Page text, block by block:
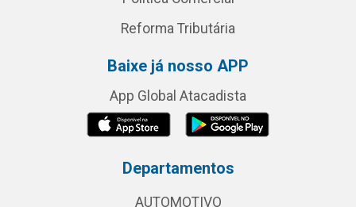
Reforma Tributária
Baixe já nosso APP
App Global Atacadista
Departamentos
AUTOMOTIVO